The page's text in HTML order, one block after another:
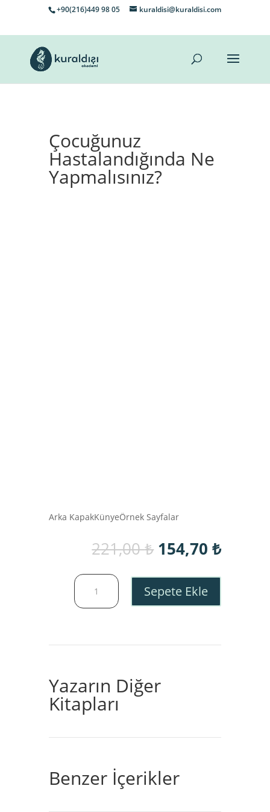
+90(216)449 98 05 kuraldisi@kuraldisi.com
Çocuğunuz
Hastalandığında Ne
Yapmalısınız?
Arka KapakKünyeÖrnek Sayfalar
221,00₺ Orijinal
fiyat:
221,00 ₺.
154,70₺Şu
fiyat:
Çocuğunuz
Hastalandığında
Ne
Sepete Ekle
Yazarın Diğer
Kitapları
Benzer İçerikler